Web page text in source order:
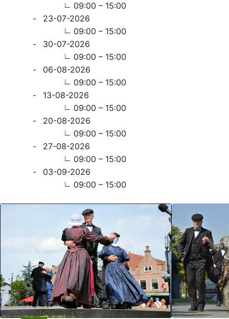
09:00 – 15:00
23-07-2026
09:00 – 15:00
30-07-2026
09:00 – 15:00
06-08-2026
09:00 – 15:00
13-08-2026
09:00 – 15:00
20-08-2026
09:00 – 15:00
27-08-2026
09:00 – 15:00
03-09-2026
09:00 – 15:00